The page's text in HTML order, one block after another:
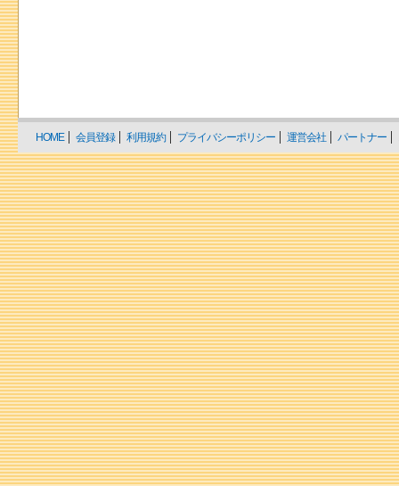
HOME 会員登録 利用規約 プライバシーポリシー 運営会社 パートナー